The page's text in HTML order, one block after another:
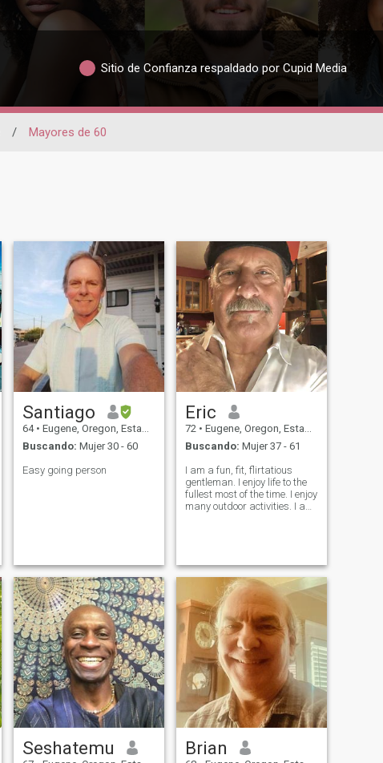
Sitio de Confianza respaldado por Cupid Media
/ Mayores de 60
Santiago
64 • Eugene, Oregon, Estados Unidos
Buscando: Mujer 30 - 60
Easy going person
Eric
72 • Eugene, Oregon, Estados Unidos
Buscando: Mujer 37 - 61
I am a fun, fit, flirtatious
gentleman. I enjoy life to the
fullest most of the time. I enjoy
many outdoor activities. I am
Seshatemu Brian